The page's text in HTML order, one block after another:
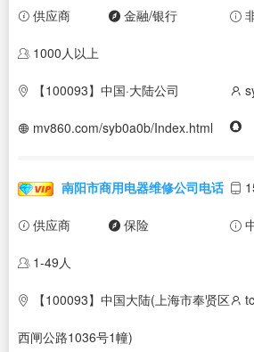
供应商 金融/银行
1000人以上
【100093】中国·大陆公司
mv860.com/syb0a0b/Index.html
南阳市商用电器维修公司电话
供应商 保险
1-49人
【100093】中国大陆(上海市奉贤区
西闸公路1036号1幢)